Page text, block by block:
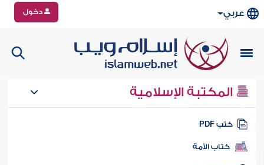
عربي دخول
المكتبة الإسلامية
كتب PDF